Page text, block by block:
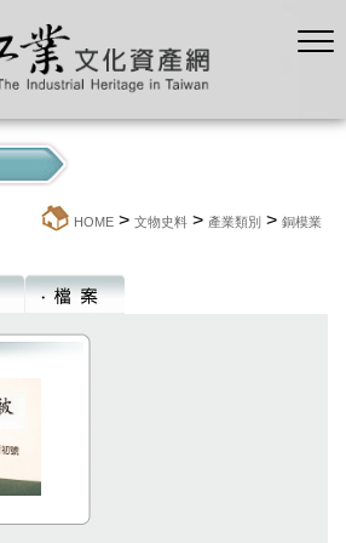
HOME > 文物史料 > 產業類別 > 銅模業